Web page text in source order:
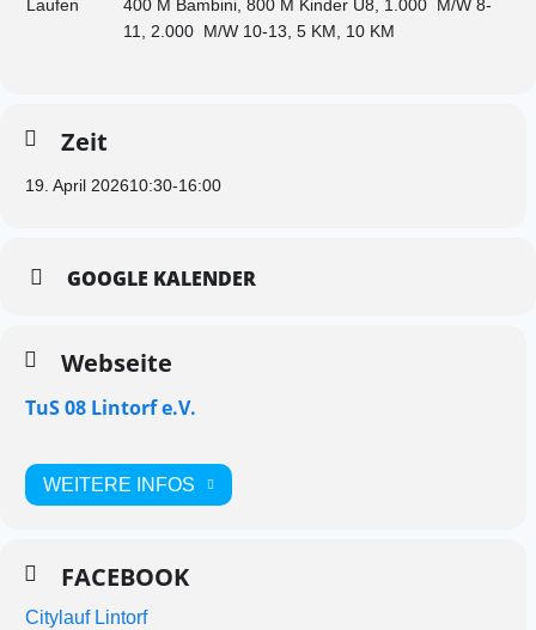
Laufen
400 M Bambini, 800 M Kinder U8, 1.000 M/W 8-
11, 2.000 M/W 10-13, 5 KM, 10 KM
Zeit
19. April 202610:30-16:00
GOOGLE KALENDER
Webseite
TuS 08 Lintorf e.V.
WEITERE INFOS
FACEBOOK
Citylauf Lintorf